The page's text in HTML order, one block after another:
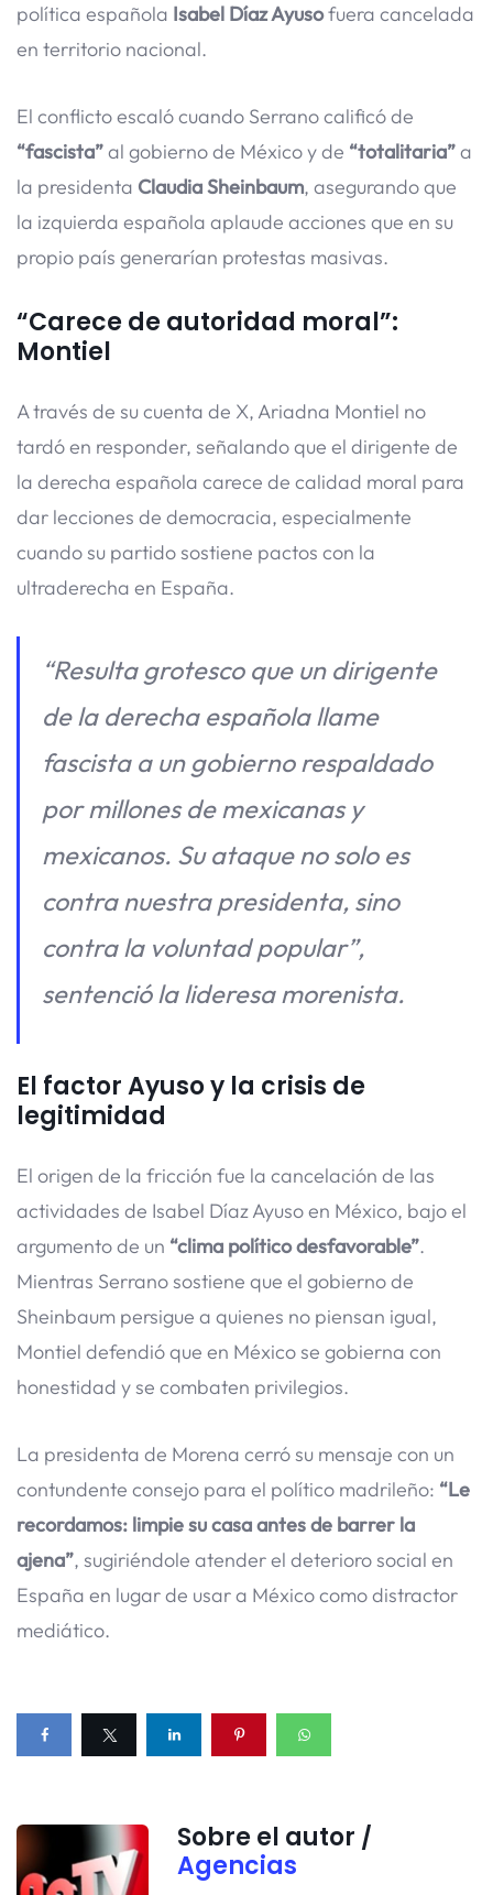
política española Isabel Díaz Ayusofuera cancelada
en territorio nacional.
El conflicto escaló cuando Serrano calificó de
“fascista”al gobierno de México y de “totalitaria”a
la presidenta Claudia Sheinbaum, asegurando que
la izquierda española aplaude acciones que en su
propio país generarían protestas masivas.
“Carece de autoridad moral”:
Montiel
A través de su cuenta de X, Ariadna Montiel no
tardó en responder, señalando que el dirigente de
la derecha española carece de calidad moral para
dar lecciones de democracia, especialmente
cuando su partido sostiene pactos con la
ultraderecha en España.
“Resulta grotesco que un dirigente
de la derecha española llame
fascista a un gobierno respaldado
por millones de mexicanas y
mexicanos. Su ataque no solo es
contra nuestra presidenta, sino
contra la voluntad popular”,
sentenció la lideresa morenista.
El factor Ayuso y la crisis de
legitimidad
El origen de la fricción fue la cancelación de las
actividades de Isabel Díaz Ayuso en México, bajo el
argumento de un “clima político desfavorable”.
Mientras Serrano sostiene que el gobierno de
Sheinbaum persigue a quienes no piensan igual,
Montiel defendió que en México se gobierna con
honestidad y se combaten privilegios.
La presidenta de Morena cerró su mensaje con un
contundente consejo para el político madrileño: “Le
recordamos: limpie su casa antes de barrer la
ajena”, sugiriéndole atender el deterioro social en
España en lugar de usar a México como distractor
mediático.
Sobre el autor /
Agencias